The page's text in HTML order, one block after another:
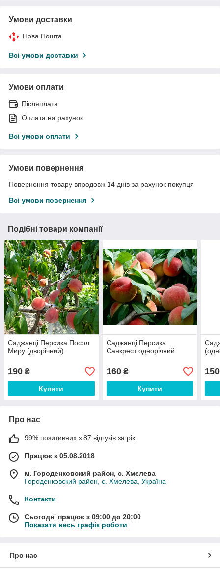
Умови доставки
Нова Пошта
Всі умови доставки
Умови оплати
Післяплата
Оплата на рахунок
Всі умови оплати
Умови повернення
Повернення товару впродовж 14 днів за рахунок покупця
Всі умови повернення
Подібні товари компанії
Саджанці Персика Посол
Миру (дворічний)
190 ₴
Купити
Саджанці Персика
Санкрест однорічний
160₴
Купити
150
Про нас
99% позитивних з 87 відгуків за рік
Працює з 05.08.2018
м. Городенковский район, с. Хмелева
Городенковский район, с. Хмелева, Україна
Контакти
Сьогодні працює з 09:00 до 20:00
Показати весь графік роботи
Про нас